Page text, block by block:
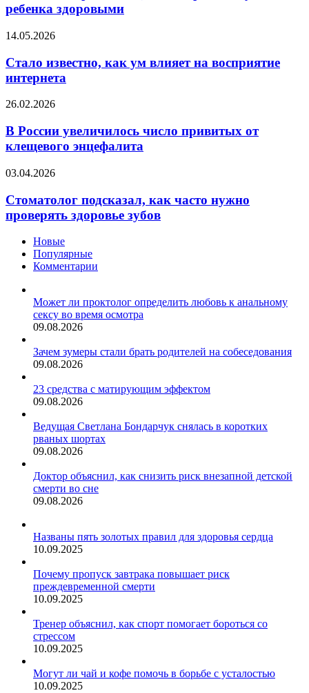
сохранить
зубы
здоровыми
ребенка здоровыми
Стало
как
ум
влияет
восприятие
14.05.2026
Стало известно, как ум влияет на восприятие
интернета
В
увеличилось
число
привитых
клещевого
26.02.2026
В России увеличилось число привитых от
клещевого энцефалита
Стоматолог
как
часто
нужно
здоровье
зубов
03.04.2026
Стоматолог подсказал, как часто нужно
проверять здоровье зубов
Новые
Популярные
Комментарии
Может ли проктолог определить любовь к анальному
сексу во время осмотра
09.08.2026
Зачем зумеры стали брать родителей на собеседования
09.08.2026
23 средства с матирующим эффектом
09.08.2026
Ведущая Светлана Бондарчук снялась в коротких
рваных шортах
09.08.2026
Доктор объяснил, как снизить риск внезапной детской
смерти во сне
09.08.2026
Названы пять золотых правил для здоровья сердца
10.09.2025
Почему пропуск завтрака повышает риск
преждевременной смерти
10.09.2025
Тренер объяснил, как спорт помогает бороться со
стрессом
10.09.2025
Могут ли чай и кофе помочь в борьбе с усталостью
10.09.2025